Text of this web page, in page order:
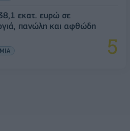
εκατ. ευρώ σε
πανώλη και αφθώδη